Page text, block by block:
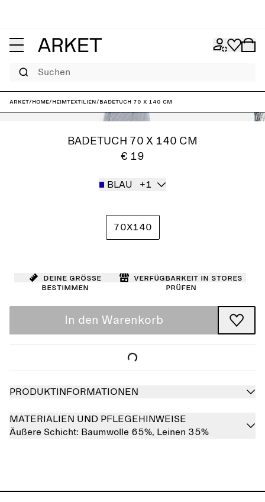
Suchen
ARKET/Home/Heimtextilien/Badetuch 70 x 140 cm
BADETUCH 70 X 140 CM
€ 19
BLAU +1
70X140
Deine Größe
bestimmen
Verfügbarkeit in Stores
prüfen
In den Warenkorb
PRODUKTINFORMATIONEN
MATERIALIEN UND PFLEGEHINWEISE
Äußere Schicht: Baumwolle 65%, Leinen 35%